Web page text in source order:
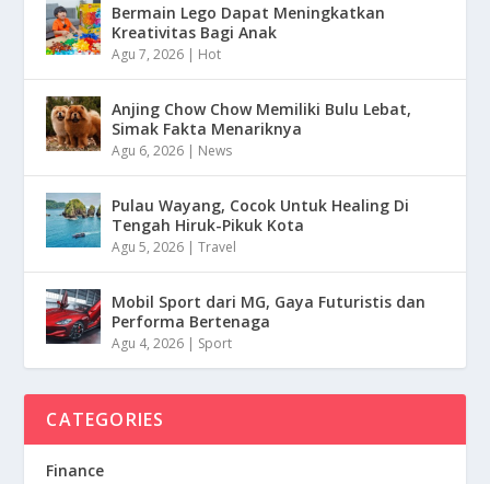
Bermain Lego Dapat Meningkatkan
Kreativitas Bagi Anak
Agu 7, 2026 | Hot
Anjing Chow Chow Memiliki Bulu Lebat,
Simak Fakta Menariknya
Agu 6, 2026 | News
Pulau Wayang, Cocok Untuk Healing Di
Tengah Hiruk-Pikuk Kota
Agu 5, 2026 |Travel
Mobil Sport dari MG, Gaya Futuristis dan
Performa Bertenaga
Agu 4, 2026 | Sport
CATEGORIES
Finance